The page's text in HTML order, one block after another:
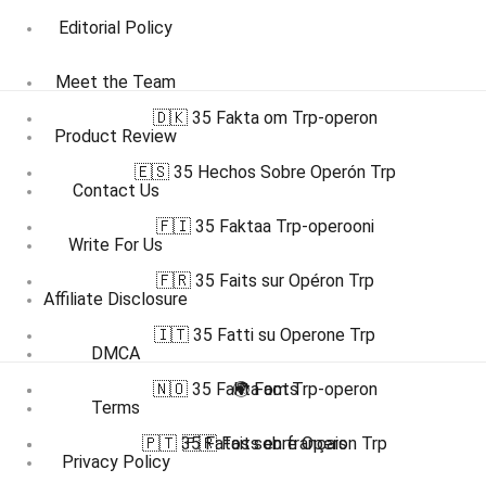
Editorial Policy
Meet the Team
Product Review
Contact Us
Write For Us
Affiliate Disclosure
DMCA
Terms
Privacy Policy
🇩🇰 35 Fakta om Trp-operon
🇪🇸 35 Hechos Sobre Operón Trp
🇫🇮 35 Faktaa Trp-operooni
🇫🇷 35 Faits sur Opéron Trp
🇮🇹 35 Fatti su Operone Trp
🇳🇴 35 Fakta om Trp-operon
🇵🇹 35 Fatos sobre Operon Trp
🌍 Facts
🇫🇷 Faits en français